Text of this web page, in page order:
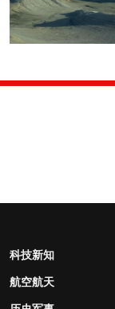
科技新知
航空航天